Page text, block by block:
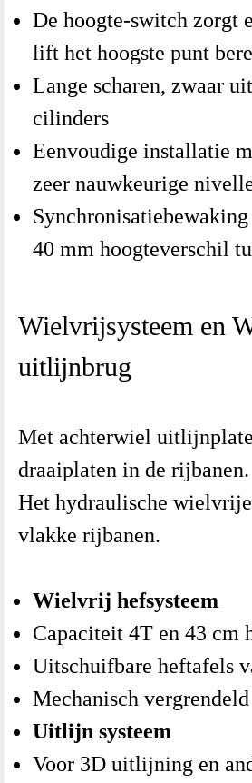
De hoogte-switch zorgt
lift het hoogste punt
Lange scharen, zwaar
cilinders
Eenvoudige installatie
zeer nauwkeurige
40 mm hoogteverschil
Wielvrijsysteem en
uitlijnbrug
Met achterwiel
draaiplaten in de rijbanen.
Het hydraulische
vlakke rijbanen.
Wielvrij hefsysteem
Capaciteit 4T en 43 cm
Uitschuifbare heftafels
Mechanisch
Uitlijn systeem
Voor 3D uitlijning en